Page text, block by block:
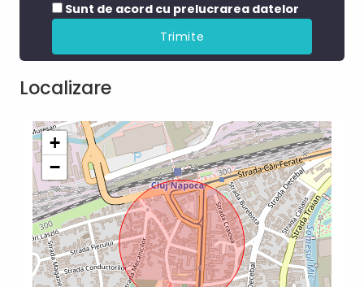
Sunt de acord cu prelucrarea datelor
Localizare
+
−